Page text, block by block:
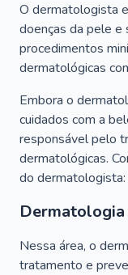
O dermatologista
doenças da pele e
procedimentos
dermatológicas
Embora o
cuidados com a
responsável pelo
dermatológicas.
do dermatologista:
Nessa área, o
tratamento e